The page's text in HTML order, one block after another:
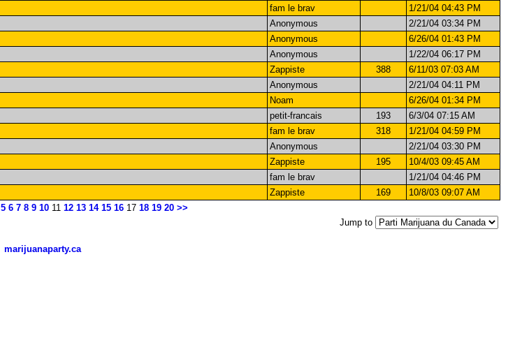
fam le brav
1/21/04 04:43 PM
Anonymous
2/21/04 03:34 PM
Anonymous
6/26/04 01:43 PM
Anonymous
1/22/04 06:17 PM
Zappiste 388
6/11/03 07:03 AM
Anonymous
2/21/04 04:11 PM
Noam
6/26/04 01:34 PM
petit-francais 193
6/3/04 07:15 AM
fam le brav 318
1/21/04 04:59 PM
Anonymous
2/21/04 03:30 PM
Zappiste 195
10/4/03 09:45 AM
fam le brav
1/21/04 04:46 PM
Zappiste 169
10/8/03 09:07 AM
5 6 7 8 9 10 11 12 13 14 15 16 17 18 19 20 >>
Jump to
marijuanaparty.ca